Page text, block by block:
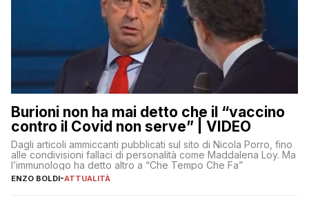
Burioni non ha mai detto che il “vaccino
contro il Covid non serve” | VIDEO
Dagli articoli ammiccanti pubblicati sul sito di Nicola Porro, fino
alle condivisioni fallaci di personalità come Maddalena Loy. Ma
l’immunologo ha detto altro a “Che Tempo Che Fa”
ENZO BOLDI-ATTUALITÀ